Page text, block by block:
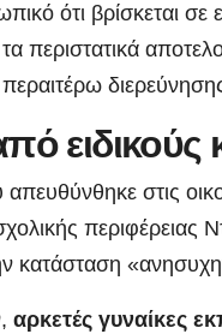
ότι βρίσκεται
τα περιστατικά
περαιτέρω
ειδικούς
στις
περιφέρειας
κατάσταση
αρκετές γυναίκες